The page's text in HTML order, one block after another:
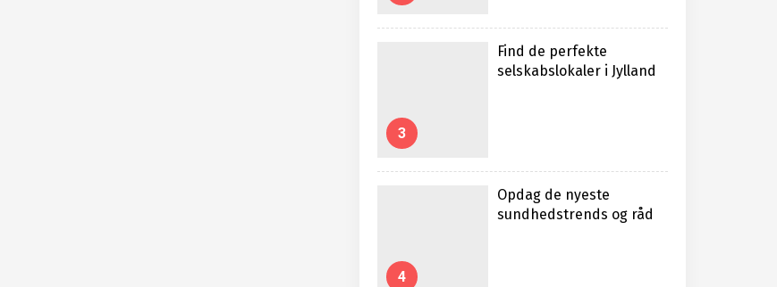
3
Find de perfekte
selskabslokaler i Jylland
4
Opdag de nyeste
sundhedstrends og råd